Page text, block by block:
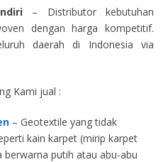
– Distributor kebutuhan
dengan harga kompetitif.
daerah di Indonesia via
Kami jual :
– Geotextile yang tidak
kain karpet (mirip karpet
putih atau abu-abu